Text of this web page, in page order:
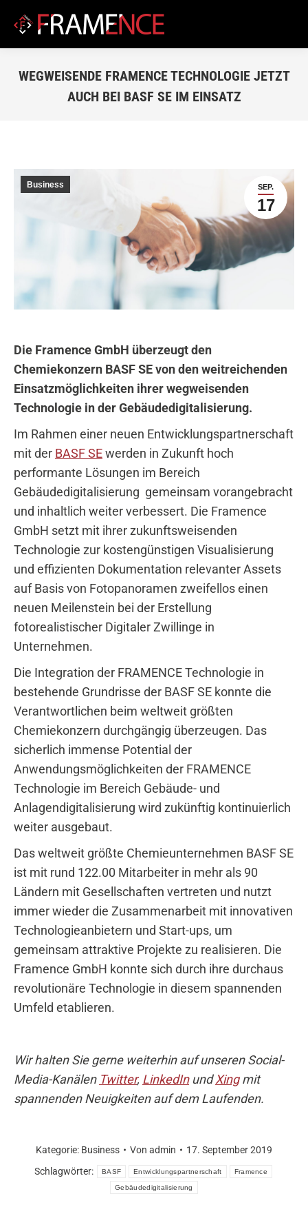
WEGWEISENDE FRAMENCE TECHNOLOGIE JETZT
AUCH BEI BASF SE IM EINSATZ
SEP.
17
Business
Die Framence GmbH überzeugt den
Chemiekonzern BASF SE von den weitreichenden
Einsatzmöglichkeiten ihrer wegweisenden
Technologie in der Gebäudedigitalisierung.
Im Rahmen einer neuen Entwicklungspartnerschaft
mit der BASF SEwerden in Zukunft hoch
performante Lösungen im Bereich
Gebäudedigitalisierung gemeinsam vorangebracht
und inhaltlich weiter verbessert. Die Framence
GmbH setzt mit ihrer zukunftsweisenden
Technologie zur kostengünstigen Visualisierung
und effizienten Dokumentation relevanter Assets
auf Basis von Fotopanoramen zweifellos einen
neuen Meilenstein bei der Erstellung
fotorealistischer Digitaler Zwillinge in
Unternehmen.
Die Integration der FRAMENCE Technologie in
bestehende Grundrisse der BASF SE konnte die
Verantwortlichen beim weltweit größten
Chemiekonzern durchgängig überzeugen. Das
sicherlich immense Potential der
Anwendungsmöglichkeiten der FRAMENCE
Technologie im Bereich Gebäude- und
Anlagendigitalisierung wird zukünftig kontinuierlich
weiter ausgebaut.
Das weltweit größte Chemieunternehmen BASF SE
ist mit rund 122.00 Mitarbeiter in mehr als 90
Ländern mit Gesellschaften vertreten und nutzt
immer wieder die Zusammenarbeit mit innovativen
Technologieanbietern und Start-ups, um
gemeinsam attraktive Projekte zu realisieren. Die
Framence GmbH konnte sich durch ihre durchaus
revolutionäre Technologie in diesem spannenden
Umfeld etablieren.
Wir halten Sie gerne weiterhin auf unseren Social-
Media-Kanälen Twitter, LinkedInundXingmit
spannenden Neuigkeiten auf dem Laufenden.
Kategorie: Business Von admin
17. September 2019
Schlagwörter:
BASF Entwicklungspartnerschaft Framence
Gebäudedigitalisierung